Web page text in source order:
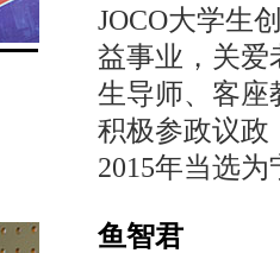
JOCO大学生
益事业，关爱
生导师、客座
积极参政议政
2015年当选
鱼智君